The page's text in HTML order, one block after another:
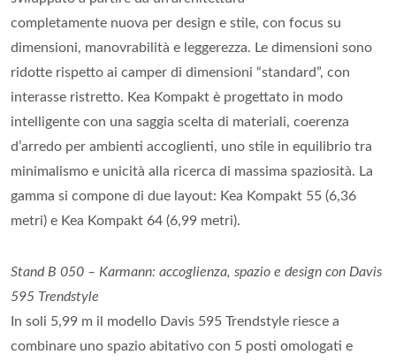
completamente nuova per design e stile, con focus su
dimensioni, manovrabilità e leggerezza. Le dimensioni sono
ridotte rispetto ai camper di dimensioni “standard”, con
interasse ristretto. Kea Kompakt è progettato in modo
intelligente con una saggia scelta di materiali, coerenza
d’arredo per ambienti accoglienti, uno stile in equilibrio tra
minimalismo e unicità alla ricerca di massima spaziosità. La
gamma si compone di due layout: Kea Kompakt 55 (6,36
metri) e Kea Kompakt 64 (6,99 metri).
Stand B 050 – Karmann: accoglienza, spazio e design con Davis
595 Trendstyle
In soli 5,99 m il modello Davis 595 Trendstyle riesce a
combinare uno spazio abitativo con 5 posti omologati e